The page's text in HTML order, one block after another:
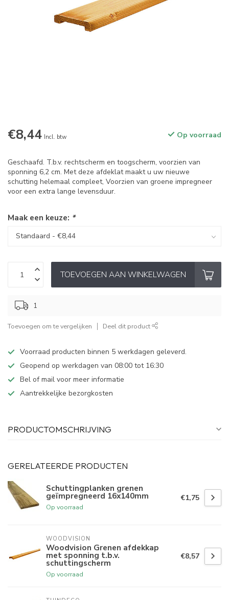
€8,44 Incl. btw Op voorraad
Geschaafd. T.b.v. rechtscherm en toogscherm, voorzien van
sponning 6,2 cm. Met deze afdeklat maakt u uw nieuwe
schutting helemaal compleet, Voorzien van groene impregneer
voor een extra lange levensduur.
Maak een keuze: *
TOEVOEGEN AAN WINKELWAGEN
1
Toevoegen om te vergelijken Deel dit product
Voorraad producten binnen 5 werkdagen geleverd.
Geopend op werkdagen van 08:00 tot 16:30
Bel of mail voor meer informatie
Aantrekkelijke bezorgkosten
PRODUCTOMSCHRIJVING
GERELATEERDE PRODUCTEN
Schuttingplanken grenen
geïmpregneerd 16x140mm
Op voorraad
€1,75
WOODVISION
Woodvision Grenen afdekkap
met sponning t.b.v.
schuttingscherm
Op voorraad
€8,57